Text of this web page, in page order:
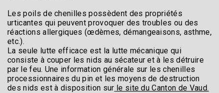
Les poils de chenilles possèdent des propriétés
urticantes qui peuvent provoquer des troubles ou des
réactions allergiques (œdèmes, démangeaisons, asthme,
etc.).
La seule lutte efficace est la lutte mécanique qui
consiste à couper les nids au sécateur et à les détruire
par le feu. Une information générale sur les chenilles
processionnaires du pin et les moyens de destruction
des nids est à disposition sur le site du Canton de Vaud.